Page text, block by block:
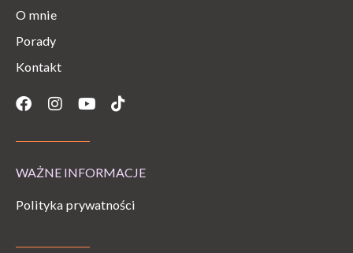
O mnie
Porady
Kontakt
Facebook
Instagram
YoutubeTiktok
WAŻNE INFORMACJE
Polityka prywatności